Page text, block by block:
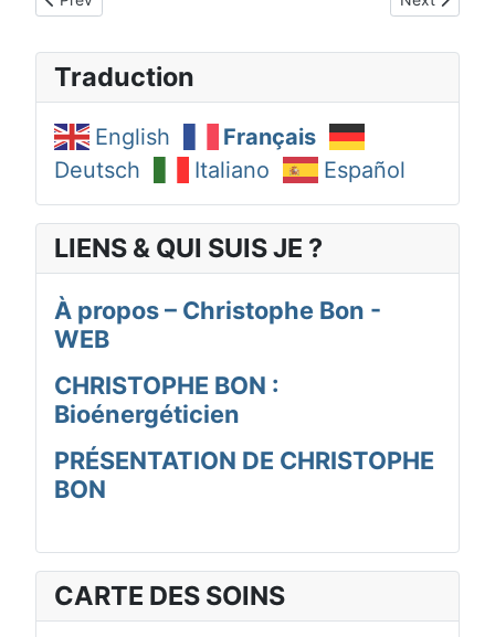
Traduction
English
Français
Deutsch
Italiano Español
LIENS & QUI SUIS JE ?
À propos – Christophe Bon -
WEB
CHRISTOPHE BON :
Bioénergéticien
PRÉSENTATION DE CHRISTOPHE
BON
CARTE DES SOINS